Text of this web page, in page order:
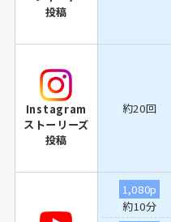
投稿
Instagram
ストーリーズ
投稿
約20回
1,080p
約10分